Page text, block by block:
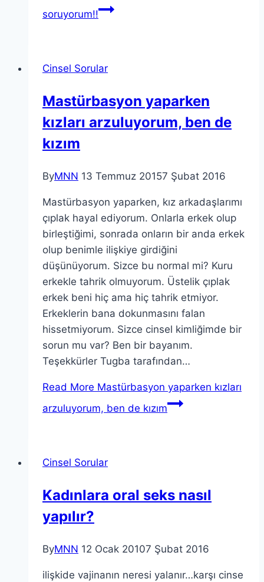
soruyorum!!
Cinsel Sorular
Mastürbasyon yaparken
kızları arzuluyorum, ben de
kızım
ByMNN 13 Temmuz 20157 Şubat 2016
Mastürbasyon yaparken, kız arkadaşlarımı
çıplak hayal ediyorum. Onlarla erkek olup
birleştiğimi, sonrada onların bir anda erkek
olup benimle ilişkiye girdiğini
düşünüyorum. Sizce bu normal mi? Kuru
erkekle tahrik olmuyorum. Üstelik çıplak
erkek beni hiç ama hiç tahrik etmiyor.
Erkeklerin bana dokunmasını falan
hissetmiyorum. Sizce cinsel kimliğimde bir
sorun mu var? Ben bir bayanım.
Teşekkürler Tugba tarafından…
Read More Mastürbasyon yaparken kızları
arzuluyorum, ben de kızım
Cinsel Sorular
Kadınlara oral seks nasıl
yapılır?
ByMNN 12 Ocak 20107 Şubat 2016
ilişkide vajinanın neresi yalanır…karşı cinse